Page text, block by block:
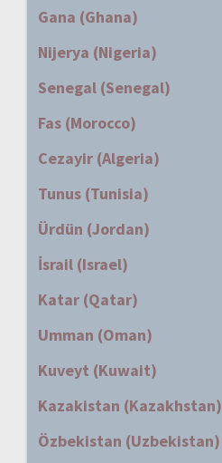
Gana (Ghana)
Nijerya (Nigeria)
Senegal (Senegal)
Fas (Morocco)
Cezayir (Algeria)
Tunus (Tunisia)
Ürdün (Jordan)
İsrail (Israel)
Katar (Qatar)
Umman (Oman)
Kuveyt (Kuwait)
Kazakistan (Kazakhstan)
Özbekistan (Uzbekistan)